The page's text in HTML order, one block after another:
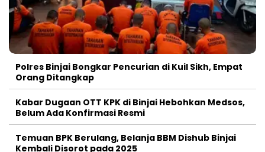
Polres Binjai Bongkar Pencurian di Kuil Sikh, Empat
Orang Ditangkap
Kabar Dugaan OTT KPK di Binjai Hebohkan Medsos,
Belum Ada Konfirmasi Resmi
Temuan BPK Berulang, Belanja BBM Dishub Binjai
Kembali Disorot pada 2025